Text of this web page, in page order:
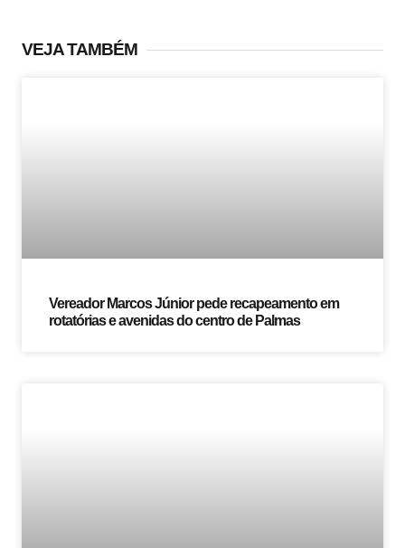
VEJA TAMBÉM
Vereador Marcos Júnior pede recapeamento em
rotatórias e avenidas do centro de Palmas